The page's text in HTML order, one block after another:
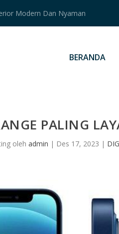
Modern Dan Nyaman
BERANDA
PALING
olehadmin | Des 17, 2023 |